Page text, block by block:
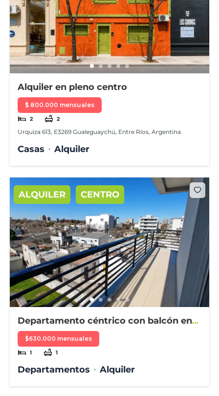
Alquiler en pleno centro
$ 800.000 mensuales
2 2
Urquiza 613, E3269 Gualeguaychú, Entre Ríos, Argentina
Casas Alquiler
ALQUILER CENTRO
Departamento céntrico con balcón en
alquiler
$630.000 mensuales
1 1
Departamentos Alquiler